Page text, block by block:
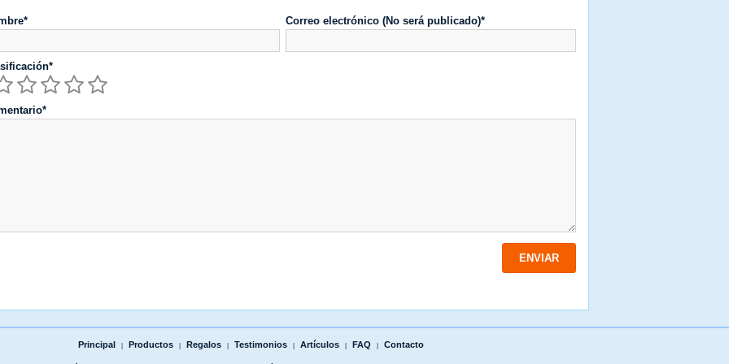
Correo electrónico (No será publicado)*
Principal | Productos | Regalos | Testimonios | Artículos | FAQ | Contacto